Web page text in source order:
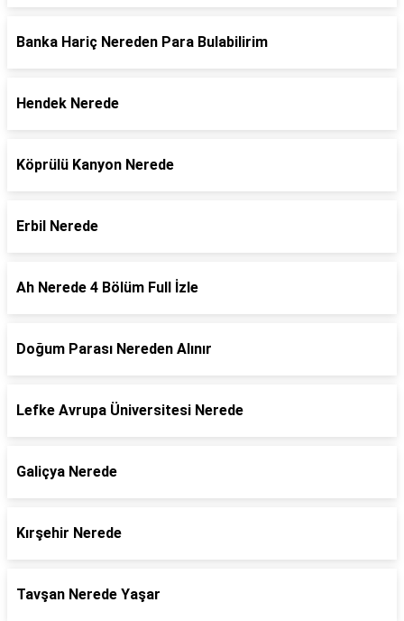
Banka Hariç Nereden Para Bulabilirim
Hendek Nerede
Köprülü Kanyon Nerede
Erbil Nerede
Ah Nerede 4 Bölüm Full İzle
Doğum Parası Nereden Alınır
Lefke Avrupa Üniversitesi Nerede
Galiçya Nerede
Kırşehir Nerede
Tavşan Nerede Yaşar